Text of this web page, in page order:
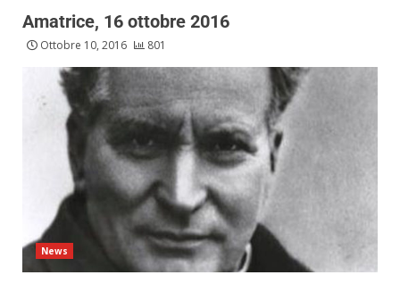
Amatrice, 16 ottobre 2016
Ottobre 10, 2016 801
News